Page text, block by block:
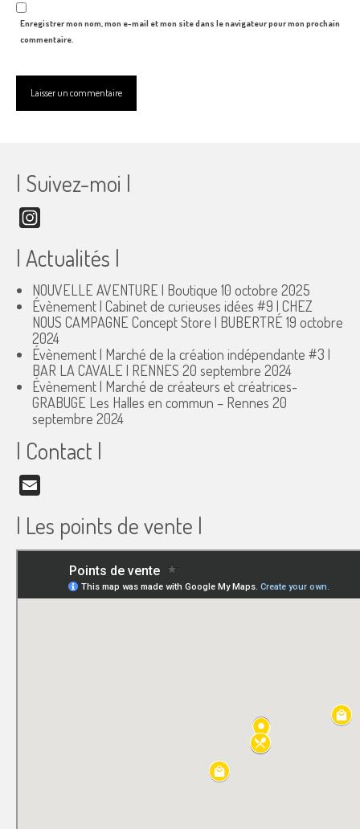
Enregistrer mon nom, mon e-mail et mon site dans le navigateur pour mon prochain
commentaire.
| Suivez-moi |
| Actualités |
NOUVELLE AVENTURE | Boutique 10 octobre 2025
Évènement | Cabinet de curieuses idées #9 | CHEZ
NOUS CAMPAGNE Concept Store | BUBERTRÉ 19 octobre
2024
Évènement | Marché de la création indépendante #3 |
BAR LA CAVALE | RENNES 20 septembre 2024
Évènement | Marché de créateurs et créatrices-
GRABUGE Les Halles en commun – Rennes 20
septembre 2024
| Contact |
| Les points de vente |